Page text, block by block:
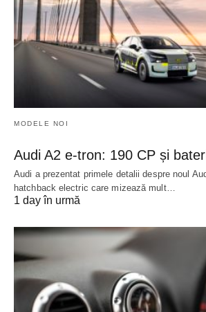
MODELE NOI
Audi A2 e-tron: 190 CP și
Audi a prezentat primele detalii despre noul
hatchback electric care mizează mult…
1 day în urmă